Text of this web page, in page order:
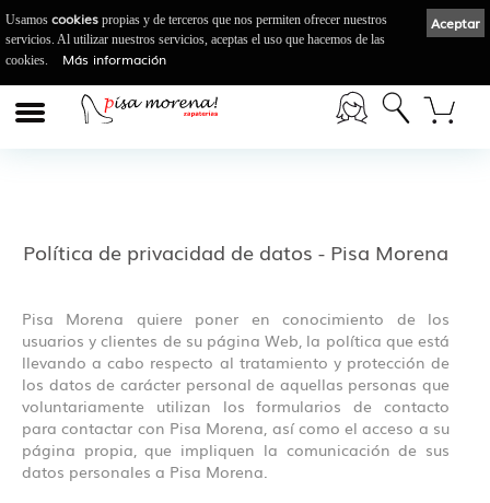
Política de privacidad de datos - Pisa Morena
Pisa Morena quiere poner en conocimiento de los
usuarios y clientes de su página Web, la política que está
llevando a cabo respecto al tratamiento y protección de
los datos de carácter personal de aquellas personas que
voluntariamente utilizan los formularios de contacto
para contactar con Pisa Morena, así como el acceso a su
página propia, que impliquen la comunicación de sus
datos personales a Pisa Morena.
Aceptar
Usamos cookies propias y de terceros que nos permiten ofrecer nuestros
servicios. Al utilizar nuestros servicios, aceptas el uso que hacemos de las
cookies.
Más información